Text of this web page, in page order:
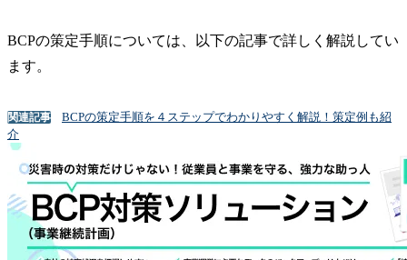
BCPの策定手順については、以下の記事で詳しく解説してい
ます。
関連記事
BCPの策定手順を４ステップでわかりやすく解説！策定例も紹
介